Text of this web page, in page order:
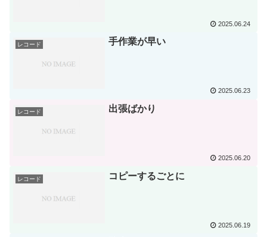
2025.06.24
レコード 手作業が早い
2025.06.23
レコード 出張ばかり
2025.06.20
レコード コピーするごとに
2025.06.19